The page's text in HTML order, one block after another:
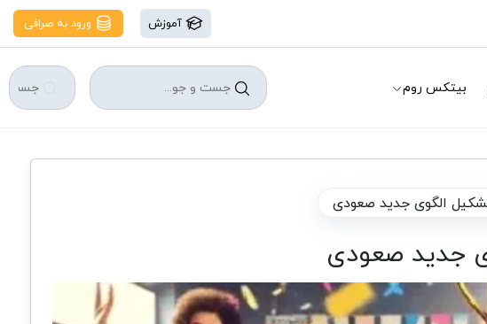
آموزش ورود به صرافی
بیتکس روم